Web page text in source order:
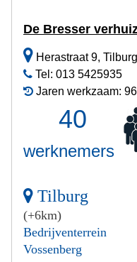
De Bresser
Herastraat 9, Tilburg
Tel: 013 5425935
Jaren werkzaam:
40
werknemers
Tilburg
(+6km)
Bedrijventerrein
Vossenberg